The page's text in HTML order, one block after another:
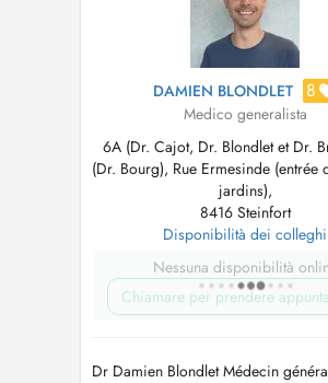
DAMIEN BLONDLET 8
Medico generalista
6A (Dr. Cajot, Dr. Blondlet et Dr.
(Dr. Bourg), Rue Ermesinde (entrée
jardins),
8416 Steinfort
Disponibilità dei colleghi
Nessuna disponibilità
Chiamare per prendere
Dr Damien Blondlet Médecin